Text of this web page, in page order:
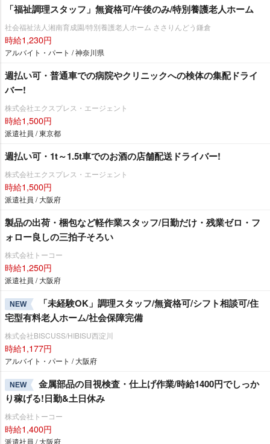
「福祉調理スタッフ」無資格可/午後のみ/特別養護老人ホーム
社会福祉法人湘南育成園/特別養護老人ホーム ささりんどう鎌倉
時給1,230円
アルバイト・パート / 神奈川県
週払い可・普通車での病院やクリニックへの検体の集配ドライ
バー!
株式会社エクスプレス・エージェント
時給1,500円
派遣社員 / 東京都
週払い可・1t～1.5t車でのお酒の店舗配送ドライバー!
株式会社エクスプレス・エージェント
時給1,500円
派遣社員 / 大阪府
製品の出荷・梱包など軽作業スタッフ/日勤だけ・残業ゼロ・フ
ォロー良しの三拍子そろい
株式会社トーコー
時給1,250円
派遣社員 / 大阪府
NEW
「未経験OK」調理スタッフ/無資格可/シフト相談可/住
宅型有料老人ホーム/社会保障完備
株式会社BISCUSS/HIBISU西淀川
時給1,177円
アルバイト・パート / 大阪府
NEW
金属部品の目視検査・仕上げ作業/時給1400円でしっか
り稼げる!日勤&土日休み
株式会社トーコー
時給1,400円
派遣社員 / 大阪府